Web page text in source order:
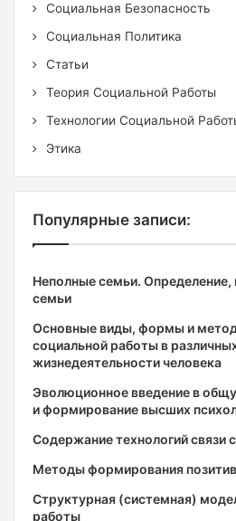
Социальная Безопасность
Социальная Политика
Статьи
Теория Социальной Работы
Технологии Социальной
Этика
Популярные записи:
Неполные семьи. Определение,
семьи
Основные виды, формы и
социальной работы в
жизнедеятельности человека
Эволюционное введение в
и формирование высших
Содержание технологий связи
Методы формирования
Структурная (системная)
работы